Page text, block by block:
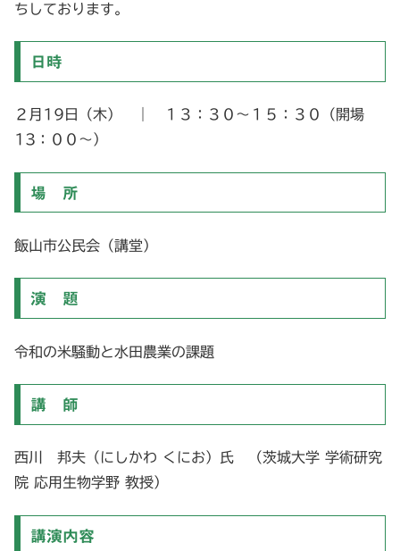
ちしております。
日時
２月19日（木） ｜ １３：３０～１５：３０（開場
13：００～）
場 所
飯山市公民会（講堂）
演 題
令和の米騒動と水田農業の課題
講 師
西川 邦夫（にしかわ くにお）氏 （茨城大学 学術研究
院 応用生物学野 教授）
講演内容